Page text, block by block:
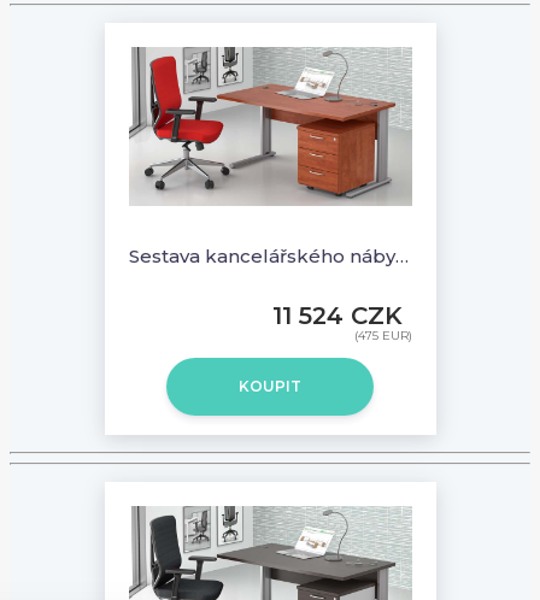
Sestava kancelářského nábytku Komfort 1.2, calvados - ZEP 1.2 03
11 524 CZK
(475 EUR)
KOUPIT